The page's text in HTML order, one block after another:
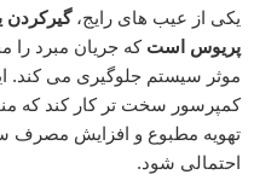
یکی از عیب های رایج،گیرکردن
پریوس است که جریان مبرد
موثر سیستم جلوگیری می کند.
کمپرسور سخت تر کار کند که
تهویه مطبوع و افزایش مصرف
احتمالی شود.